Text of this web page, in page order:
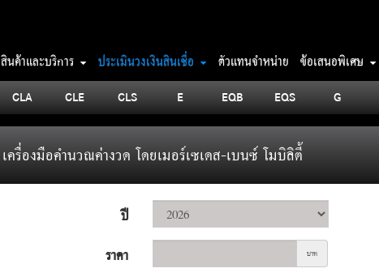
สินค้าและบริการ ประเมินวงเงินสินเชื่อ ตัวแทนจำหน่าย ข้อเสนอพิเศษ
CLA CLE CLS E EQB EQS G
เครื่องมือคำนวณค่างวด โดยเมอร์เซเดส-เบนซ์ โมบิลิตี้
ปี
ราคา
บาท